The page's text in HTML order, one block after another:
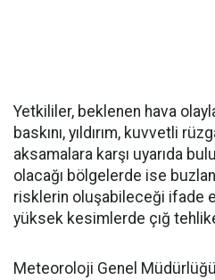
Yetkililer, beklenen hava
baskını, yıldırım, kuvvetli
aksamalara karşı uyarıda
olacağı bölgelerde ise
risklerin oluşabileceği ifade
yüksek kesimlerde çığ
Meteoroloji Genel